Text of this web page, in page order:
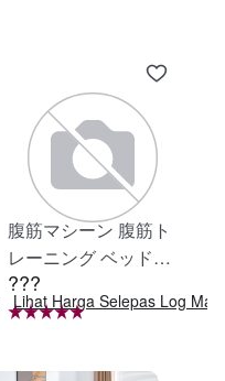
腹筋マシーン 腹筋ト
レーニング ベッド固
定 足固定 腹筋器具
腹筋マシン 足を押さ
レーニング器具 エク
???
Lihat Harga Selepas Log